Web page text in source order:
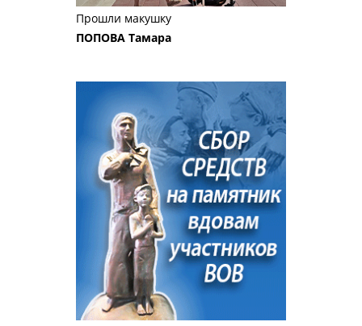
Прошли макушку
ПОПОВА Тамара